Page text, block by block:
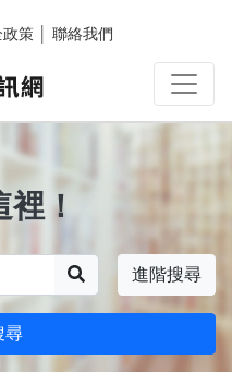
政策 聯絡我們
！
進階搜尋
尋